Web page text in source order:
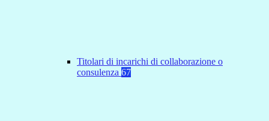
Titolari di incarichi di collaborazione o
consulenza 67